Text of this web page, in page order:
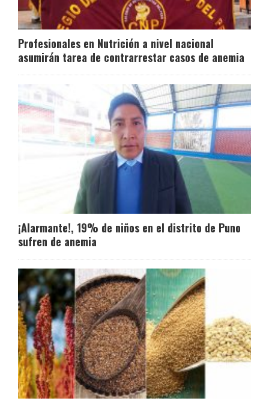
Profesionales en Nutrición a nivel nacional
asumirán tarea de contrarrestar casos de anemia
¡Alarmante!, 19% de niños en el distrito de Puno
sufren de anemia